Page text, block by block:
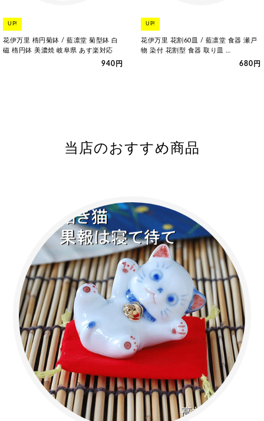
UP!
花伊万里 楕円菊鉢 / 藍凛堂 菊型鉢 白
磁 楕円鉢 美濃焼 岐阜県 あす楽対応
940円
UP!
花伊万里 花割60皿 / 藍凛堂 食器 瀬戸
物 染付 花割型 食器 取り皿 …
680円
当店のおすすめ商品